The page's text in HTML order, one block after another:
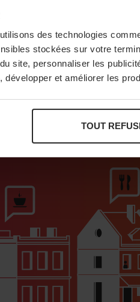
des technologies
stockées sur votre
site, personnaliser les
développer et améliorer les
TOUT
vivent les commerces de